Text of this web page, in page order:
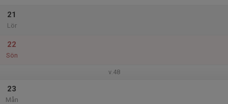
21
Lör
22
Sön
v.48
23
Mån